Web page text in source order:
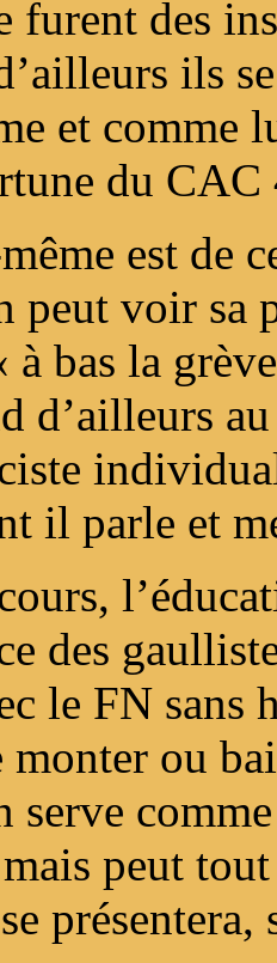
furent des
ils
et comme
du CAC
est de
peut voir sa
à bas la
d’ailleurs
il parle et
des
le FN sans
monter ou
serve
peut